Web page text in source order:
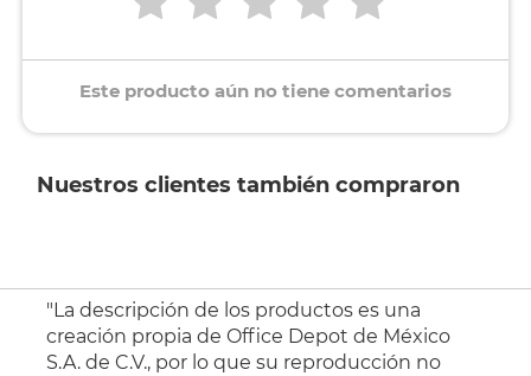
Este producto aún no tiene comentarios
Nuestros clientes también compraron
"La descripción de los productos es una
creación propia de Office Depot de México
S.A. de C.V., por lo que su reproducción no